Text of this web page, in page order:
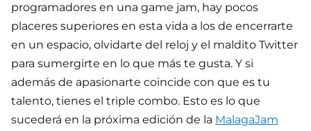
programadores en una game jam, hay pocos
placeres superiores en esta vida a los de encerrarte
en un espacio, olvidarte del reloj y el maldito Twitter
para sumergirte en lo que más te gusta. Y si
además de apasionarte coincide con que es tu
talento, tienes el triple combo. Esto es lo que
sucederá en la próxima edición de la MalagaJam